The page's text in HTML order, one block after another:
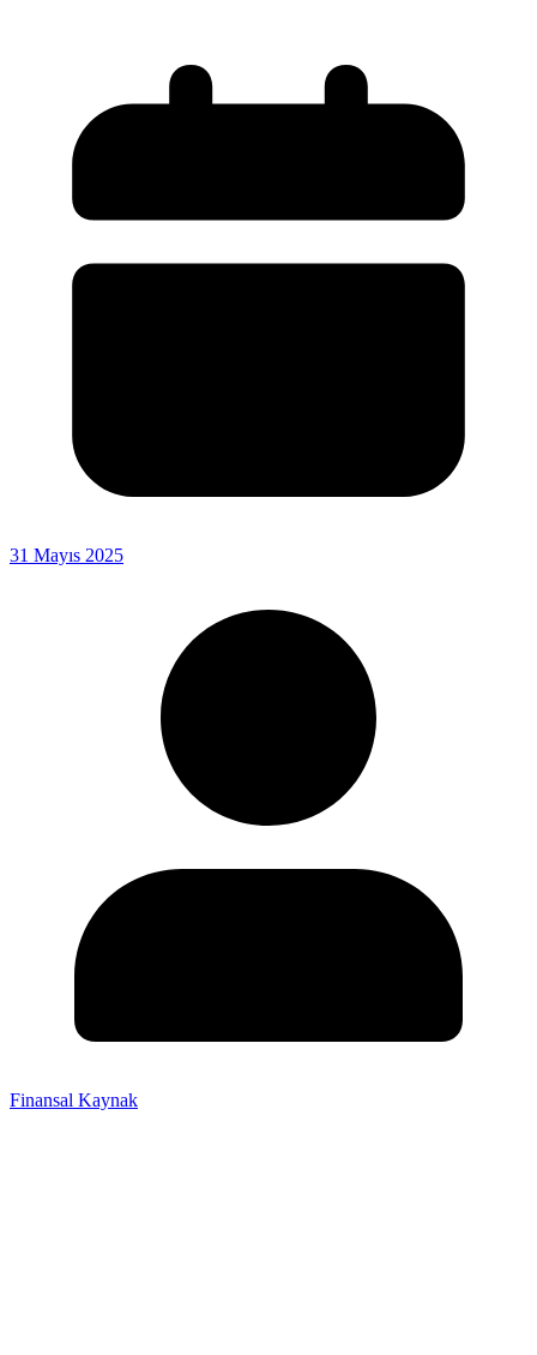
31 Mayıs 2025
Finansal Kaynak